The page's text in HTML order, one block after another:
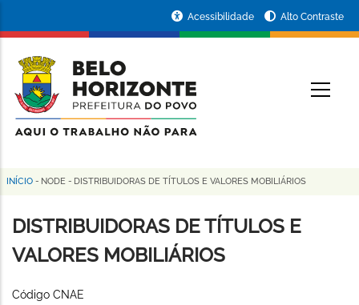
conteúdo
principal
da
Prefeitura
de
Horizonte
Acessibilidade Alto Contraste
Trilha
de
navegação
INÍCIO - NODE - DISTRIBUIDORAS DE TÍTULOS E VALORES MOBILIÁRIOS
DISTRIBUIDORAS DE TÍTULOS E
VALORES MOBILIÁRIOS
Código CNAE